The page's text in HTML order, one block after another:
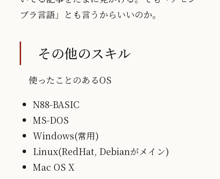
ブラ言語」とも言うからいいのか。
その他のスキル
使ったことのあるOS
N88-BASIC
MS-DOS
Windows(常用)
Linux(RedHat, Debianがメイン)
Mac OS X